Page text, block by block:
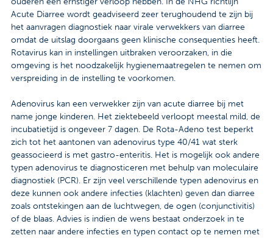
Onderzoeken
Trombosedienst
Acute Diarree wordt geadviseerd zeer terughoudend te zijn bij
het aanvragen diagnostiek naar virale verwekkers van diarree
omdat de uitslag doorgaans geen klinische consequenties heeft.
Rotavirus kan in instellingen uitbraken veroorzaken, in die
omgeving is het noodzakelijk hygienemaatregelen te nemen om
verspreiding in de instelling te voorkomen.
Adenovirus kan een verwekker zijn van acute diarree bij met
name jonge kinderen. Het ziektebeeld verloopt meestal mild, de
incubatietijd is ongeveer 7 dagen. De Rota-Adeno test beperkt
zich tot het aantonen van adenovirus type 40/41 wat sterk
geassocieerd is met gastro-enteritis. Het is mogelijk ook andere
typen adenovirus te diagnosticeren met behulp van moleculaire
diagnostiek (PCR). Er zijn veel verschillende typen adenovirus en
deze kunnen ook andere infecties (klachten) geven dan diarree
zoals ontstekingen aan de luchtwegen, de ogen (conjunctivitis)
of de blaas. Advies is indien de wens bestaat onderzoek in te
zetten naar andere infecties en typen contact op te nemen met